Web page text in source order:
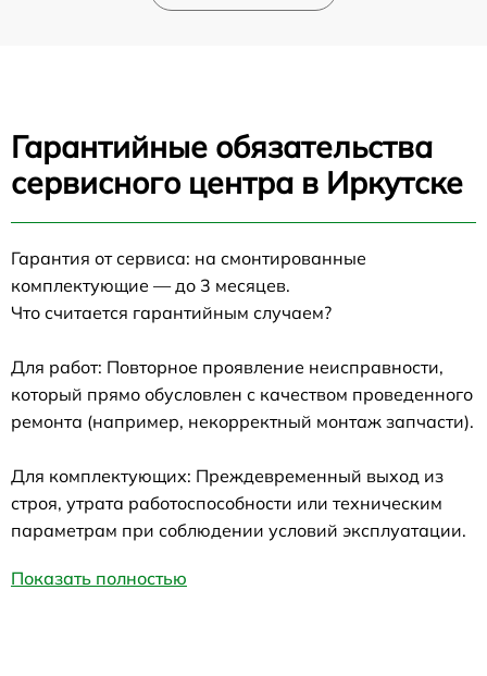
Гарантийные обязательства
сервисного центра в Иркутске
Гарантия от сервиса: на смонтированные
комплектующие — до 3 месяцев.
Что считается гарантийным случаем?
Для работ: Повторное проявление неисправности,
который прямо обусловлен с качеством проведенного
ремонта (например, некорректный монтаж запчасти).
Для комплектующих: Преждевременный выход из
строя, утрата работоспособности или техническим
параметрам при соблюдении условий эксплуатации.
Показать полностью